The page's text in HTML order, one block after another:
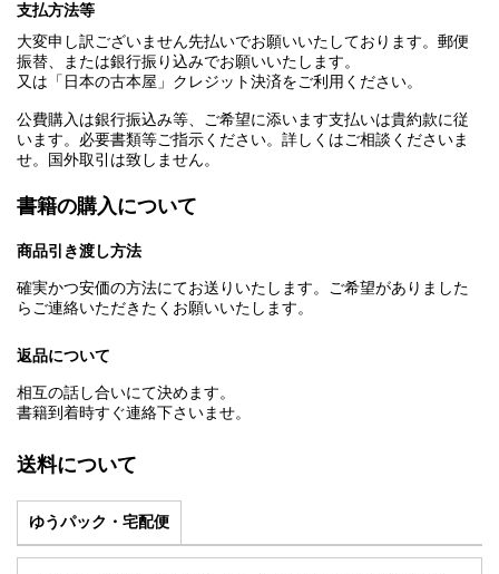
支払方法等
大変申し訳ございません先払いでお願いいたしております。郵便
振替、または銀行振り込みでお願いいたします。
又は「日本の古本屋」クレジット決済をご利用ください。
公費購入は銀行振込み等、ご希望に添います支払いは貴約款に従
います。必要書類等ご指示ください。詳しくはご相談くださいま
せ。国外取引は致しません。
書籍の購入について
商品引き渡し方法
確実かつ安価の方法にてお送りいたします。ご希望がありました
らご連絡いただきたくお願いいたします。
返品について
相互の話し合いにて決めます。
書籍到着時すぐ連絡下さいませ。
送料について
ゆうパック・宅配便